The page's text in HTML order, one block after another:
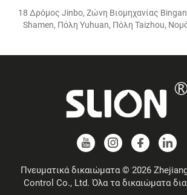
18 Δρόμος Jinbo, Ζώνη Βιομηχανίας
Shamen, Πόλη Yuhuan, Πόλη Taizhou,
Πνευματικά δικαιώματα © 2026
Control Co., Ltd. Όλα τα δικαιώματα